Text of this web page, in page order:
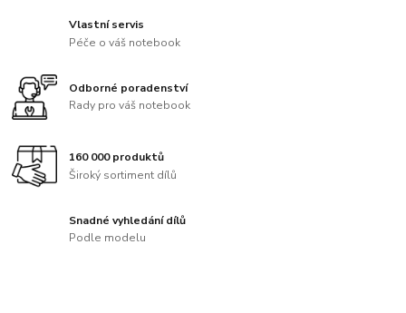
Vlastní servis
Péče o váš notebook
Odborné poradenství
Rady pro váš notebook
160 000 produktů
Široký sortiment dílů
Snadné vyhledání dílů
Podle modelu